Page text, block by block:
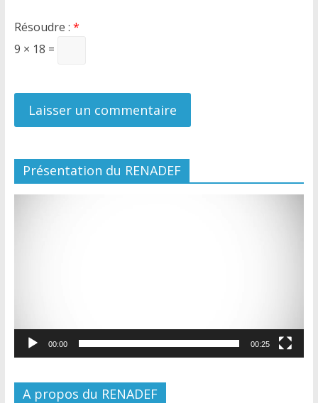
Résoudre : *
9 × 18 =
Présentation du RENADEF
00:00 00:25
A propos du RENADEF